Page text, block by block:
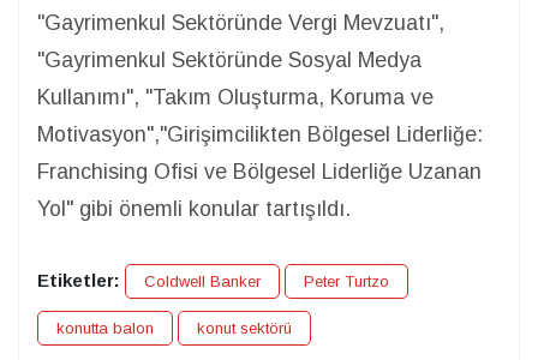
"Gayrimenkul Sektöründe Vergi Mevzuatı",
"Gayrimenkul Sektöründe Sosyal Medya
Kullanımı", "Takım Oluşturma, Koruma ve
Motivasyon","Girişimcilikten Bölgesel Liderliğe:
Franchising Ofisi ve Bölgesel Liderliğe Uzanan
Yol" gibi önemli konular tartışıldı.
Etiketler: Coldwell Banker Peter Turtzo
konutta balon konut sektörü